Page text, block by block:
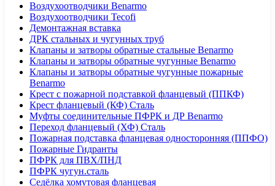
Воздухоотводчики Benarmo
Воздухоотводчики Tecofi
Демонтажная вставка
ДРК стальных и чугунных труб
Клапаны и затворы обратные стальные Benarmo
Клапаны и затворы обратные чугунные Benarmo
Клапаны и затворы обратные чугунные пожарные
Benarmo
Крест с пожарной подставкой фланцевый (ППКФ)
Крест фланцевый (КФ) Сталь
Муфты соединительные ПФРК и ДР Benarmo
Переход фланцевый (ХФ) Сталь
Пожарная подставка фланцевая односторонняя (ППФО)
Пожарные Гидранты
ПФРК для ПВХ/ПНД
ПФРК чугун.сталь
Седёлка хомутовая фланцевая